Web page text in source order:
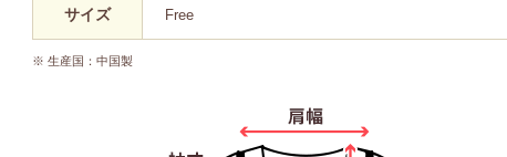
サイズ Free
※ 生産国：中国製